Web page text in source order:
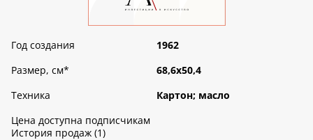
Год создания
1962
Размер, см*
68,6х50,4
Техника
Картон; масло
Цена доступна подписчикам
История продаж (1)